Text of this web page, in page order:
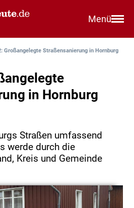
Menü
Großangelegte Straßensanierung in Hornburg
in Hornburg
Straßen umfassend
werde durch die
Kreis und Gemeinde